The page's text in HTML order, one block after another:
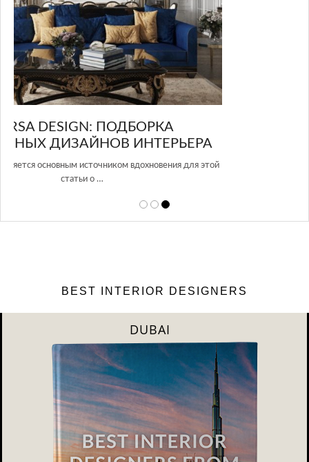
GLAZOV DESIGN GROUP – УНИКАЛЬНЫЙ
ПОДХОД К ДИЗАЙНУ
Glazov Design Group- это одна из лучших студий дизайна интерьера
BEST INTERIOR DESIGNERS
DUBAI